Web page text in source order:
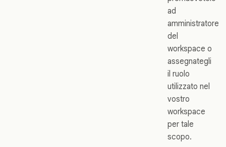
ad
amministratore
del
workspace o
assegnategli
il ruolo
utilizzato nel
vostro
workspace
per tale
scopo.